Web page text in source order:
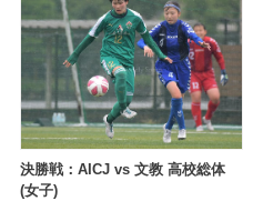
決勝戦：AICJ vs 文教 高校総体
(女子)